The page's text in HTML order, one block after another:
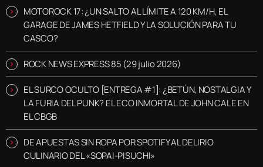
MOTOROCK 17: ¿UN SALTO AL LÍMITE A 120 KM/H, EL
GARAGE DE JAMES HETFIELD Y LA SOLUCIÓN PARA TU
CASCO?
ROCK NEWS EXPRESS 85 (29 julio 2026)
EL SURCO OCULTO [ENTREGA #1]: ¿BETÚN, NOSTALGIA Y
LA FURIA DEL PUNK? EL ECO INMORTAL DE JOHN CALE EN
EL CBGB
DE APUESTAS SIN ROPA POR SPOTIFY AL DELIRIO
CULINARIO DEL «SOPAI-PISUCHI»